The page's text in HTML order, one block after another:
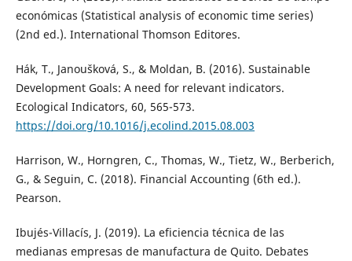
económicas (Statistical analysis of economic time series)
(2nd ed.). International Thomson Editores.
Hák, T., Janoušková, S., & Moldan, B. (2016). Sustainable
Development Goals: A need for relevant indicators.
Ecological Indicators, 60, 565-573.
https://doi.org/10.1016/j.ecolind.2015.08.003
Harrison, W., Horngren, C., Thomas, W., Tietz, W., Berberich,
G., & Seguin, C. (2018). Financial Accounting (6th ed.).
Pearson.
Ibujés-Villacís, J. (2019). La eficiencia técnica de las
medianas empresas de manufactura de Quito. Debates